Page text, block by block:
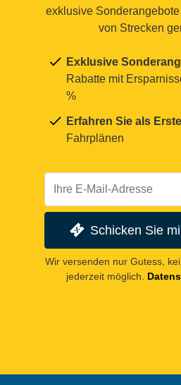
exklusive
von Strecken
Exklusive
Rabatte mit
%
Erfahren Sie als
Fahrplänen
Schicken Sie
Wir versenden nur Gutess,
jederzeit möglich.